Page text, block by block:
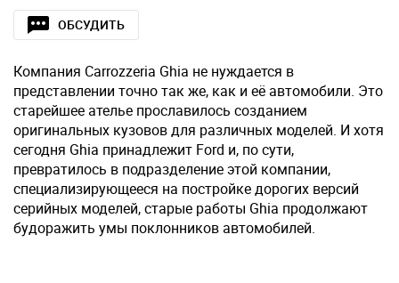
ОБСУДИТЬ
Компания Carrozzeria Ghia не нуждается в
представлении точно так же, как и её автомобили. Это
старейшее ателье прославилось созданием
оригинальных кузовов для различных моделей. И хотя
сегодня Ghia принадлежит Ford и, по сути,
превратилось в подразделение этой компании,
специализирующееся на постройке дорогих версий
серийных моделей, старые работы Ghia продолжают
будоражить умы поклонников автомобилей.